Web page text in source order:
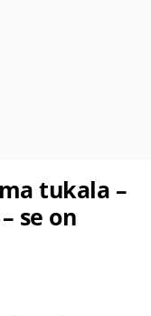
tukala –
se on